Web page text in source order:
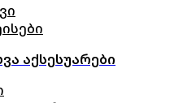
აქსესუარები